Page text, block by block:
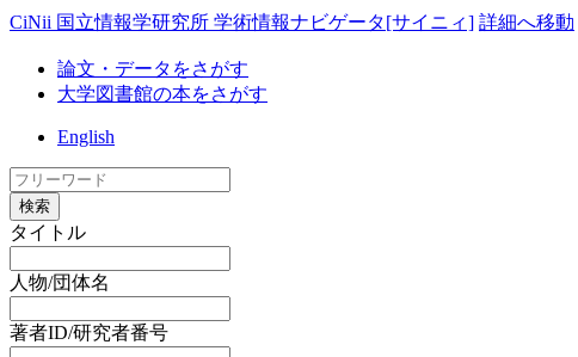
CiNii 国立情報学研究所 学術情報ナビゲータ[サイニィ] 詳細へ移動
論文・データをさがす
大学図書館の本をさがす
English
検索
タイトル
人物/団体名
著者ID/研究者番号